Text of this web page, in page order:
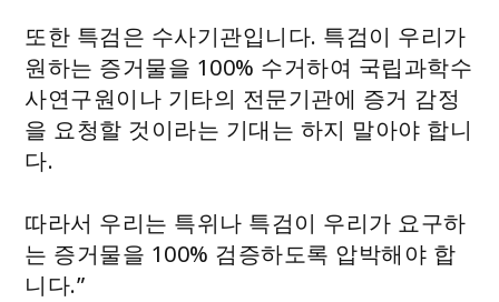
또한 특검은 수사기관입니다. 특검이 우리가
원하는 증거물을 100% 수거하여 국립과학수
사연구원이나 기타의 전문기관에 증거 감정
을 요청할 것이라는 기대는 하지 말아야 합니
다.
따라서 우리는 특위나 특검이 우리가 요구하
는 증거물을 100% 검증하도록 압박해야 합
니다.”